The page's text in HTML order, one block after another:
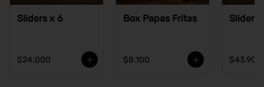
Sliders x 6
$24.000
Box Papas Fritas
$8.100
Sliders
$43.900